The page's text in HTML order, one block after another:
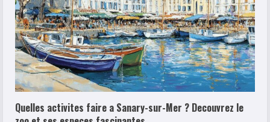
Quelles activites faire a Sanary-sur-Mer ? Decouvrez le